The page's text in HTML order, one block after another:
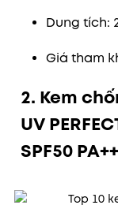
Dung tích:
Giá tham
2. Kem
UV
SPF50